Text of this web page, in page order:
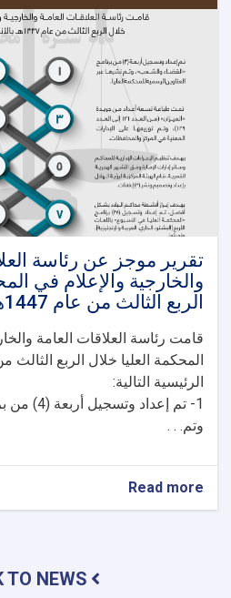
المحكمة
العليا
إلى
محافظات
قندوز،
بدخشان،
بلخ،
جوزجان،
وبغلان
تقرير موجز عن رئاسة
والخارجية والإعلام في
الربع الثالث من عام 1447هـ ق
قامت رئاسة العلاقات العامة
الرئيسية التالية:
1- تم
وتم. . .
Read more
تقرير
العلاقاتTO NEWS